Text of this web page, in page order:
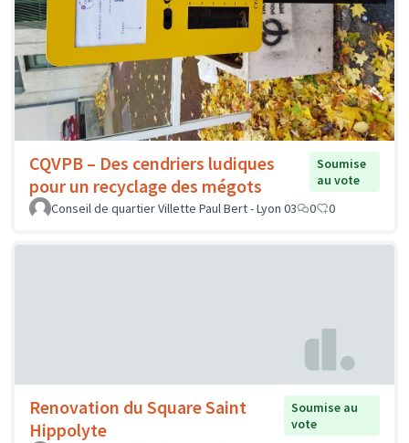
CQVPB – Des cendriers ludiques
pour un recyclage des mégots
Soumise
au vote
Conseil de quartier Villette Paul Bert - Lyon 03
0 0
Renovation du Square Saint
Hippolyte
Soumise au
vote